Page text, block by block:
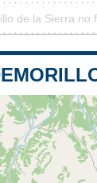
de la Sierra no